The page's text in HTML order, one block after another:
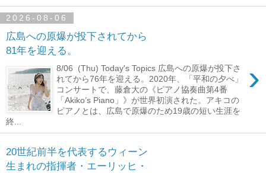
2026-08-06
広島への原爆が投下されてから
81年を迎える。
›
8/06 (Thu) Today's Topics 広島への原爆が投下さ
れてから76年を迎える。2020年、「平和の夕べ」
コンサートで、藤倉大の《ピアノ協奏曲第4番
「Akiko’s Piano」》が世界初演された。アキコの
ピアノとは、広島で原爆のため19歳の短い生涯を
終...
20世紀前半を代表するウィーン
生まれの指揮者・エーリッヒ・